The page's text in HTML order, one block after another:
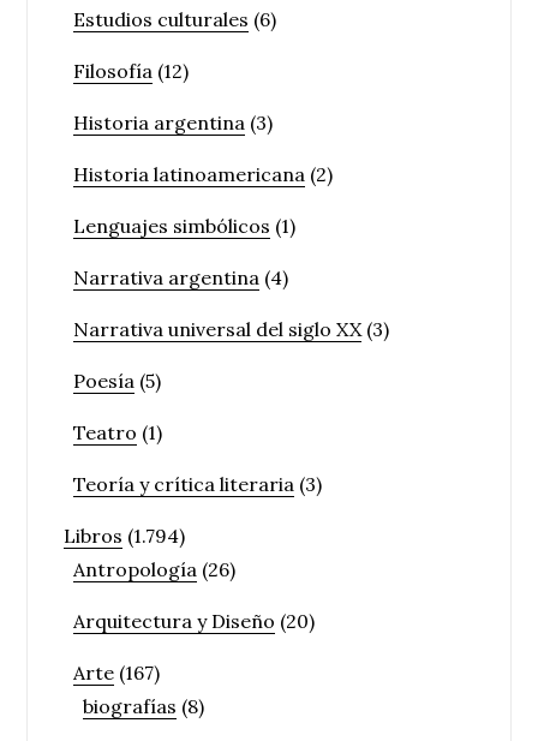
Estudios culturales (6)
Filosofía (12)
Historia argentina (3)
Historia latinoamericana (2)
Lenguajes simbólicos (1)
Narrativa argentina (4)
Narrativa universal del siglo XX(3)
Poesía (5)
Teatro (1)
Teoría y crítica literaria (3)
Libros (1.794)
Antropología (26)
Arquitectura y Diseño (20)
Arte (167)
biografías (8)